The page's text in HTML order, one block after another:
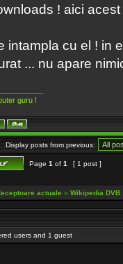
! aici
intampla cu el ! in
... nu apare
guru !
Display posts from previous:
Page 1 of 1 [ 1 post ]
actuale » Wikipedia DVB
users and 1 guest